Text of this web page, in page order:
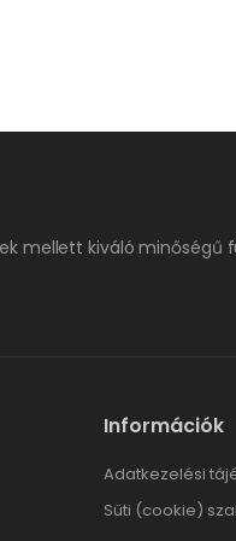
mellett kiváló minőségű
Információk
Adatkezelési
Süti (cookie)